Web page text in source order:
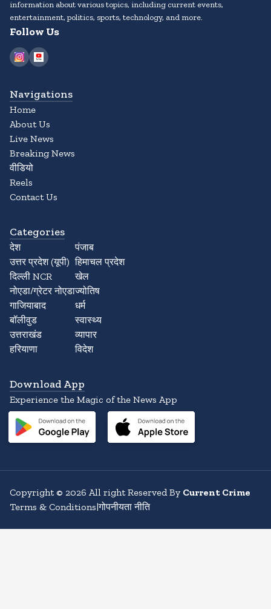
information about various topics, including current events,
entertainment, politics, sports, technology, and more.
Follow Us
Navigations
Home
About Us
Live News
Breaking News
वीडियो
Reels
Contact Us
Categories
देश
उत्तर प्रदेश (यूपी)
दिल्ली NCR
नोएडा/ग्रेटर नोएडा
गाजियाबाद
बॉलीवुड
उत्तराखंड
हरियाणा
पंजाब
हिमाचल प्रदेश
खेल
ज्योतिष
धर्म
स्वास्थ्य
व्यापार
विदेश
Download App
Experience the Magic of the News App
Copyright© 2026 All right Reserved By Current Crime
Terms & Conditions|गोपनीयता नीति